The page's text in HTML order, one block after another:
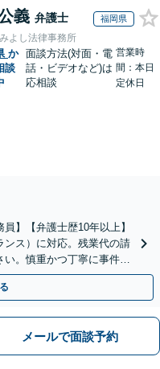
義 弁護士 福岡県
よし法律事務所
か
談
面談方法(対面・電
話・ビデオなど)は
応相談
営業時
間：本日
定休日
】【弁護士歴10年以上】
ンス）に対応。残業代の請
。慎重かつ丁寧に事件解
メールで面談予約